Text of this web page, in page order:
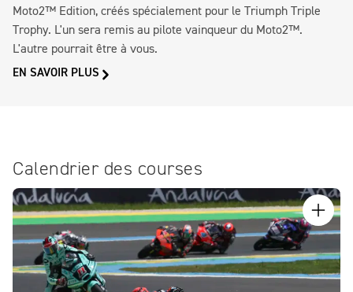
Moto2™ Edition, créés spécialement pour le Triumph Triple
Trophy. L'un sera remis au pilote vainqueur du Moto2™.
L'autre pourrait être à vous.
EN SAVOIR PLUS
Calendrier des courses